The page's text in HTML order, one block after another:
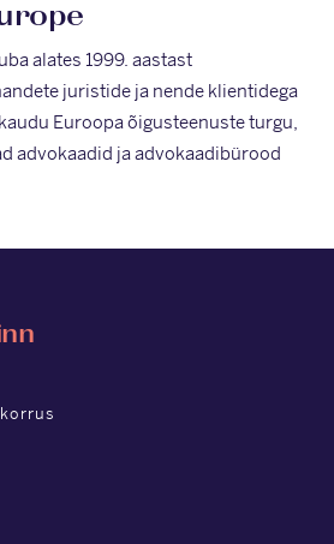
alates 1999. aastast
juristide ja nende klientidega
Euroopa õigusteenuste turgu,
advokaadid ja advokaadibürood